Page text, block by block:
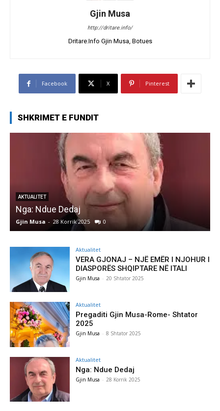
Gjin Musa
http://dritare.info/
Dritare.Info Gjin Musa, Botues
Facebook X Pinterest
SHKRIMET E FUNDIT
AKTUALITET
Nga: Ndue Dedaj
Gjin Musa - 28 Korrik 2025 0
Aktualitet
VERA GJONAJ – NJË EMËR I NJOHUR I
DIASPORËS SHQIPTARE NË ITALI
Gjin Musa - 20 Shtator 2025
Aktualitet
Pregaditi Gjin Musa-Rome- Shtator
2025
Gjin Musa - 8 Shtator 2025
Aktualitet
Nga: Ndue Dedaj
Gjin Musa - 28 Korrik 2025